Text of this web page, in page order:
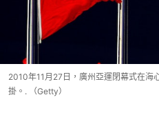
2010年11月27日，廣州亞運閉幕式在海
掛。. （Getty）